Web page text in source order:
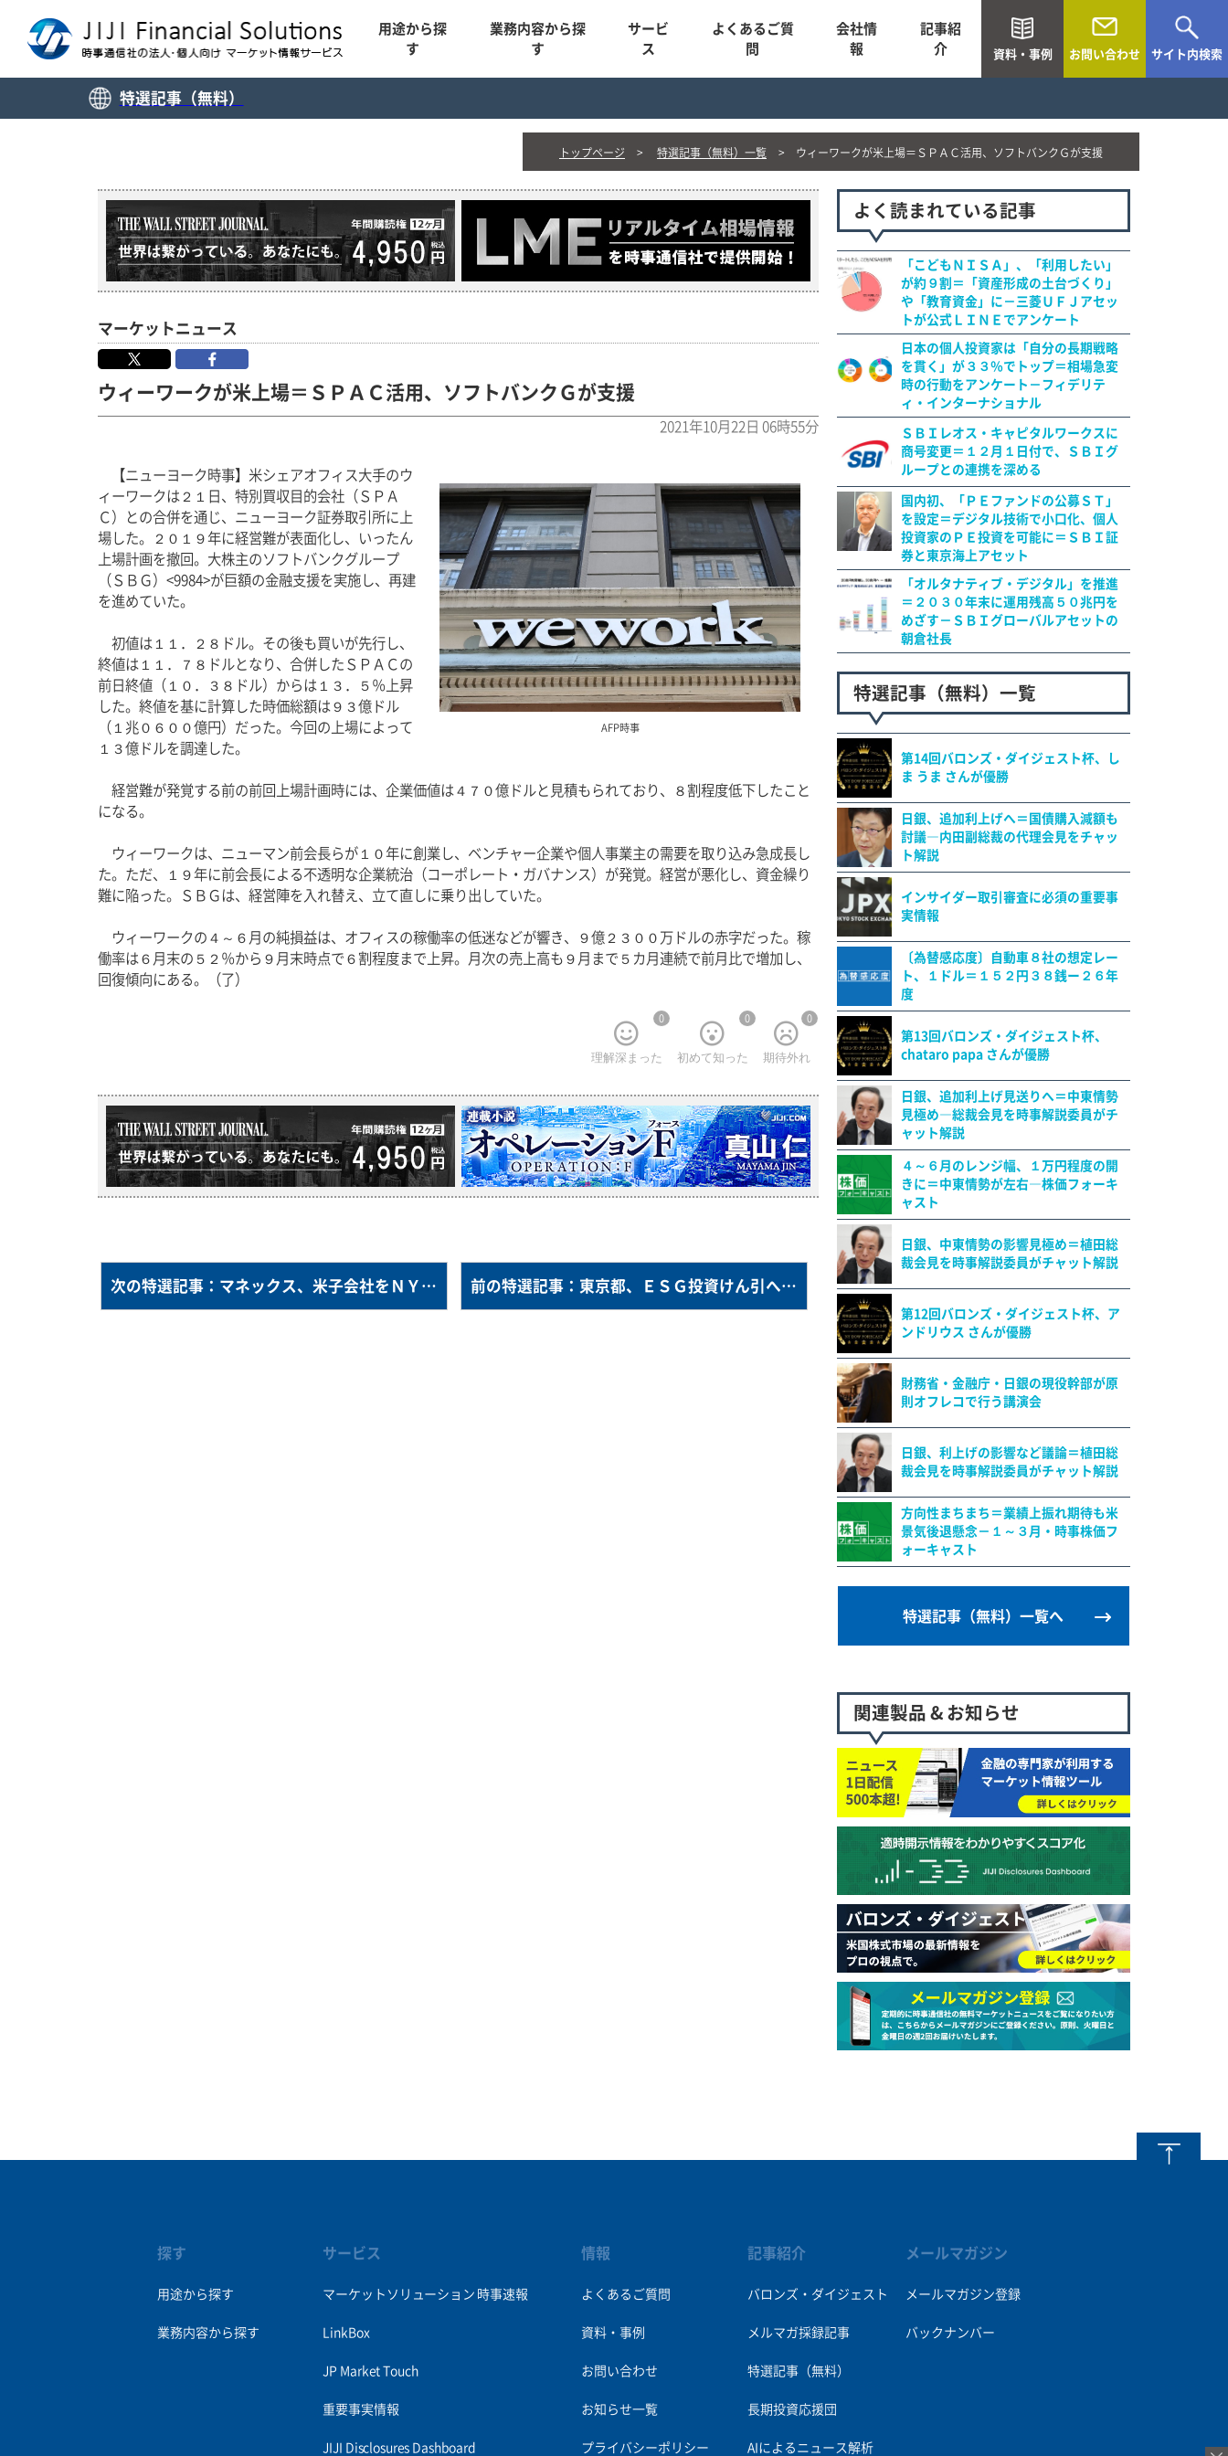
用途から探
す
業務内容から探
す
サービ
ス
よくあるご質
問
会社情
報
記事紹
介
資料・事例 お問い合わせ サイト内検索
特選記事（無料）
トップページ 特選記事（無料）一覧 ウィーワークが米上場＝ＳＰＡＣ活用、ソフトバンクＧが支援
マーケットニュース
ウィーワークが米上場＝ＳＰＡＣ活用、ソフトバンクＧが支援
2021年10月22日 06時55分
AFP時事
【ニューヨーク時事】米シェアオフィス大手のウ
ィーワークは２１日、特別買収目的会社（ＳＰＡ
Ｃ）との合併を通じ、ニューヨーク証券取引所に上
場した。２０１９年に経営難が表面化し、いったん
上場計画を撤回。大株主のソフトバンクグループ
（ＳＢＧ） <9984>が巨額の金融支援を実施し、再建
を進めていた。
初値は１１．２８ドル。その後も買いが先行し、
終値は１１．７８ドルとなり、合併したＳＰＡＣの
前日終値（１０．３８ドル）からは１３．５％上昇
した。終値を基に計算した時価総額は９３億ドル
（１兆０６００億円）だった。今回の上場によって
１３億ドルを調達した。
経営難が発覚する前の前回上場計画時には、企業価値は４７０億ドルと見積もられており、８割程度低下したこと
になる。
ウィーワークは、ニューマン前会長らが１０年に創業し、ベンチャー企業や個人事業主の需要を取り込み急成長し
た。ただ、１９年に前会長による不透明な企業統治（コーポレート・ガバナンス）が発覚。経営が悪化し、資金繰り
難に陥った。ＳＢＧは、経営陣を入れ替え、立て直しに乗り出していた。
ウィーワークの４～６月の純損益は、オフィスの稼働率の低迷などが響き、９億２３００万ドルの赤字だった。稼
働率は６月末の５２％から９月末時点で６割程度まで上昇。月次の売上高も９月まで５カ月連続で前月比で増加し、
回復傾向にある。（了）
0
理解深まった
0
初めて知った
0
期待外れ
次の特選記事：マネックス、米子会社をＮＹ上場へ＝ＳＰＡＣ活用、２２年前半に 前の特選記事：東京都、ＥＳＧ投資けん引へフォーラム＝１５日、シャピロ元米ＳＥＣ委員長ら講演
よく読まれている記事
「こどもＮＩＳＡ」、「利用したい」
が約９割＝「資産形成の土台づくり」
や「教育資金」に－三菱ＵＦＪアセッ
トが公式ＬＩＮＥでアンケート
日本の個人投資家は「自分の長期戦略
を貫く」が３３％でトップ＝相場急変
時の行動をアンケート－フィデリテ
ィ・インターナショナル
ＳＢＩレオス・キャピタルワークスに
商号変更＝１２月１日付で、ＳＢＩグ
ループとの連携を深める
国内初、「ＰＥファンドの公募ＳＴ」
を設定＝デジタル技術で小口化、個人
投資家のＰＥ投資を可能に＝ＳＢＩ証
券と東京海上アセット
「オルタナティブ・デジタル」を推進
＝２０３０年末に運用残高５０兆円を
めざす－ＳＢＩグローバルアセットの
朝倉社長
特選記事（無料）一覧
第14回バロンズ・ダイジェスト杯、し
ま うま さんが優勝
日銀、追加利上げへ＝国債購入減額も
討議―内田副総裁の代理会見をチャッ
ト解説
インサイダー取引審査に必須の重要事
実情報
〔為替感応度〕自動車８社の想定レー
ト、１ドル＝１５２円３８銭ー２６年
度
第13回バロンズ・ダイジェスト杯、
chataro papa さんが優勝
日銀、追加利上げ見送りへ＝中東情勢
見極め―総裁会見を時事解説委員がチ
ャット解説
４～６月のレンジ幅、１万円程度の開
きに＝中東情勢が左右―株価フォーキ
ャスト
日銀、中東情勢の影響見極め＝植田総
裁会見を時事解説委員がチャット解説
第12回バロンズ・ダイジェスト杯、ア
ンドリウス さんが優勝
財務省・金融庁・日銀の現役幹部が原
則オフレコで行う講演会
日銀、利上げの影響など議論＝植田総
裁会見を時事解説委員がチャット解説
方向性まちまち＝業績上振れ期待も米
景気後退懸念－１～３月・時事株価フ
ォーキャスト
特選記事（無料）一覧へ
関連製品 & お知らせ
探す
用途から探す
業務内容から探す
サービス
マーケットソリューション
LinkBox
JP Market Touch
重要事実情報
JIJI Disclosures Dashboard
時事速報
情報
よくあるご質問
資料・事例
お問い合わせ
お知らせ一覧
プライバシーポリシー
記事紹介
バロンズ・ダイジェスト
メルマガ採録記事
特選記事（無料）
長期投資応援団
AIによるニュース解析
メールマガジン
メールマガジン登録
バックナンバー